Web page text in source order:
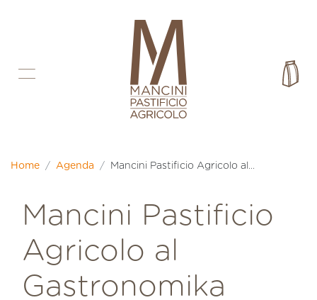
Home Agenda Mancini Pastificio Agricolo al...
Mancini Pastificio
Agricolo al
Gastronomika